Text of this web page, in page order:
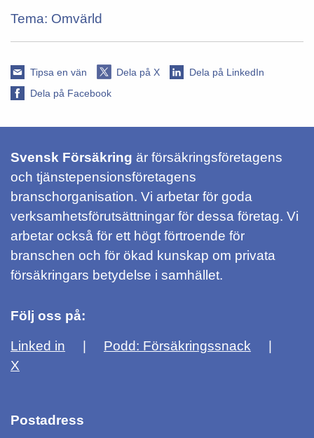
Tema: Omvärld
Tipsa en vän Dela på X
Dela på LinkedIn
Dela på Facebook
Svensk Försäkring är försäkringsföretagens
och tjänstepensionsföretagens
branschorganisation. Vi arbetar för goda
verksamhetsförutsättningar för dessa företag. Vi
arbetar också för ett högt förtroende för
branschen och för ökad kunskap om privata
försäkringars betydelse i samhället.
Följ oss på:
Linked in
Podd: Försäkringssnack
X
Postadress